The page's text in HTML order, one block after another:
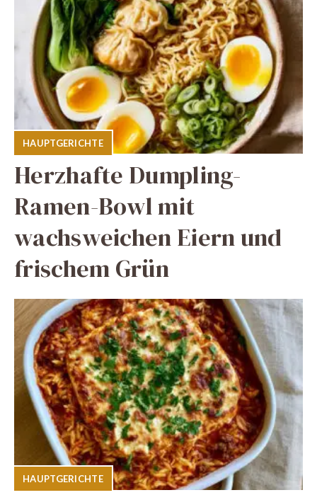
HAUPTGERICHTE
Herzhafte Dumpling-
Ramen-Bowl mit
wachsweichen Eiern und
frischem Grün
HAUPTGERICHTE